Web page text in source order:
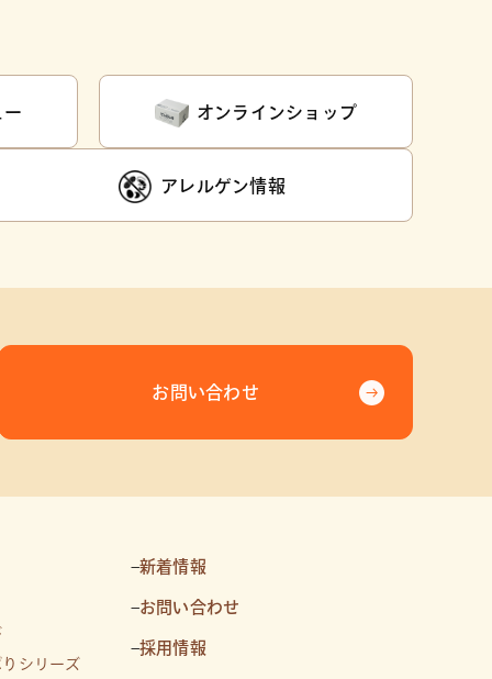
ー オンラインショップ
アレルゲン情報
お問い合わせ
シリーズ
–新着情報
–お問い合わせ
–採用情報